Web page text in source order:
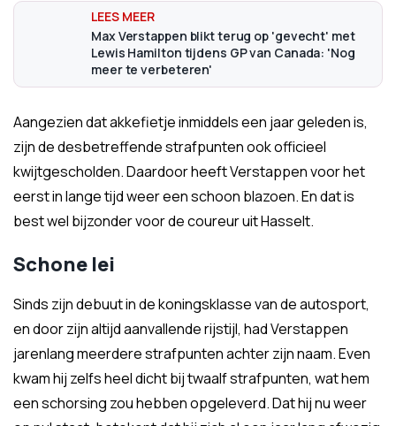
Max Verstappen blikt terug op 'gevecht' met
Lewis Hamilton tijdens GP van Canada: 'Nog
meer te verbeteren'
Aangezien dat akkefietje inmiddels een jaar geleden is,
zijn de desbetreffende strafpunten ook officieel
kwijtgescholden. Daardoor heeft Verstappen voor het
eerst in lange tijd weer een schoon blazoen. En dat is
best wel bijzonder voor de coureur uit Hasselt.
Schone lei
Sinds zijn debuut in de koningsklasse van de autosport,
en door zijn altijd aanvallende rijstijl, had Verstappen
jarenlang meerdere strafpunten achter zijn naam. Even
kwam hij zelfs heel dicht bij twaalf strafpunten, wat hem
een schorsing zou hebben opgeleverd. Dat hij nu weer